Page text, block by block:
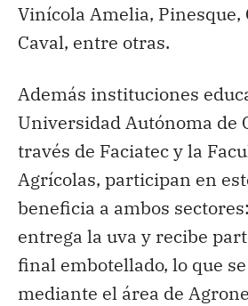
Vinícola Amelia, Pinesque,
Caval, entre otras.
Además instituciones
Universidad Autónoma de
través de Faciatec y la
Agrícolas, participan en
beneficia a ambos
entrega la uva y recibe
final embotellado, lo que
mediante el área de